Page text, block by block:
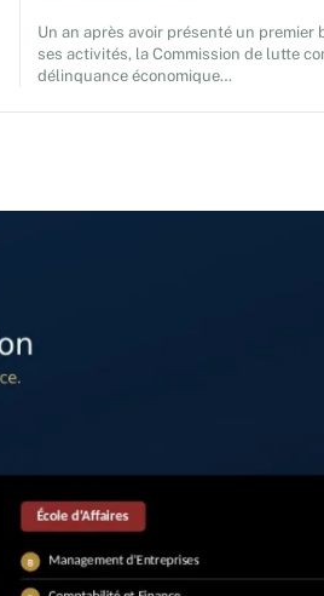
Un an après avoir présenté un premier
ses activités, la Commission de lutte
délinquance économique…